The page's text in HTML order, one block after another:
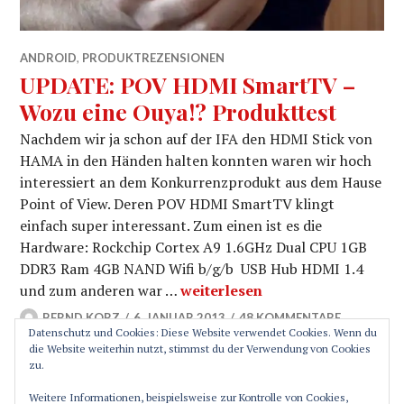
ANDROID, PRODUKTREZENSIONEN
UPDATE: POV HDMI SmartTV –
Wozu eine Ouya!? Produkttest
Nachdem wir ja schon auf der IFA den HDMI Stick von
HAMA in den Händen halten konnten waren wir hoch
interessiert an dem Konkurrenzprodukt aus dem Hause
Point of View. Deren POV HDMI SmartTV klingt
einfach super interessant. Zum einen ist es die
Hardware: Rockchip Cortex A9 1.6GHz Dual CPU 1GB
DDR3 Ram 4GB NAND Wifi b/g/b USB Hub HDMI 1.4
und zum anderen war …UPDATE: POV HDMI SmartTV
weiterlesen
BERND KORZ 6. JANUAR 2013 48 KOMMENTARE
Datenschutz und Cookies: Diese Website verwendet Cookies. Wenn du
die Website weiterhin nutzt, stimmst du der Verwendung von Cookies
zu.
Weitere Informationen, beispielsweise zur Kontrolle von Cookies,